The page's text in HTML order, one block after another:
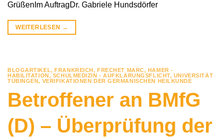
GrüßenIm AuftragDr. Gabriele Hundsdörfer
WEITERLESEN →
BLOGARTIKEL, FRANKREICH , FRECHET MARC, HAMER -
HABILITATION , SCHULMEDIZIN - AUFKLÄRUNGSFLICHT, UNIVERSITÄT
TÜBINGEN, VERIFIKATIONEN DER GERMANISCHEN HEILKUNDE
Betroffener an BMfG
(D) – Überprüfung der